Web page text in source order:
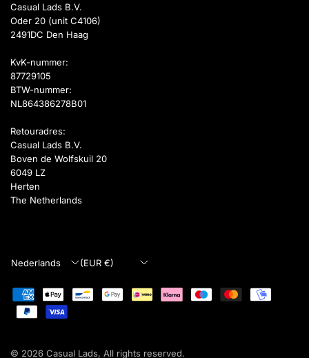
Casual Lads B.V.
Oder 20 (unit C4106)
2491DC Den Haag
KvK-nummer:
87729105
BTW-nummer:
NL864386278B01
Retouradres:
Casual Lads B.V.
Boven de Wolfskuil 20
6049 LZ
Herten
The Netherlands
Land/regio
Land/regio
© 2026 Casual Lads, All rights reserved.